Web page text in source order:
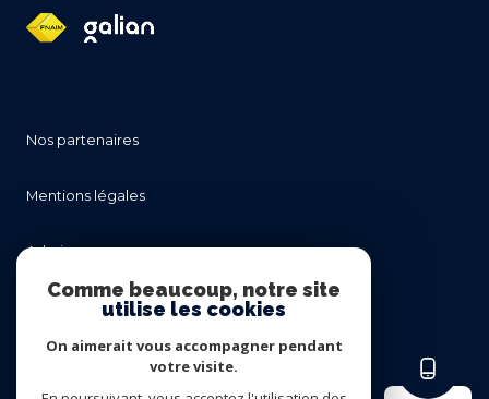
nos partenaires
mentions légales
admin
nos honoraires
Comme beaucoup, notre site
utilise les cookies
On aimerait vous accompagner pendant
votre visite.